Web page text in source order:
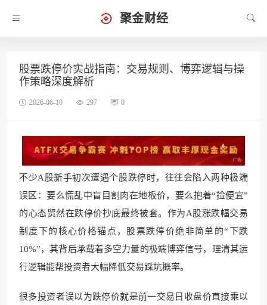
聚金财经
股票跌停价实战指南：交易规则、博弈逻辑与操
作策略深度解析
2026-06-10 297 0
不少A股新手初次遭遇个股跌停时，往往会陷入两种极端
误区：要么慌乱中盲目割肉在地板价，要么抱着“捡便宜”
的心态贸然在跌停价抄底最终被套。作为A股涨跌幅交易
制度下的核心价格锚点，股票跌停价绝非简单的“下跌
10%”，其背后承载着多空力量的极端博弈信号，理清其运
行逻辑能帮投资者大幅降低交易踩坑概率。
很多投资者误以为跌停价就是前一交易日收盘价直接乘以